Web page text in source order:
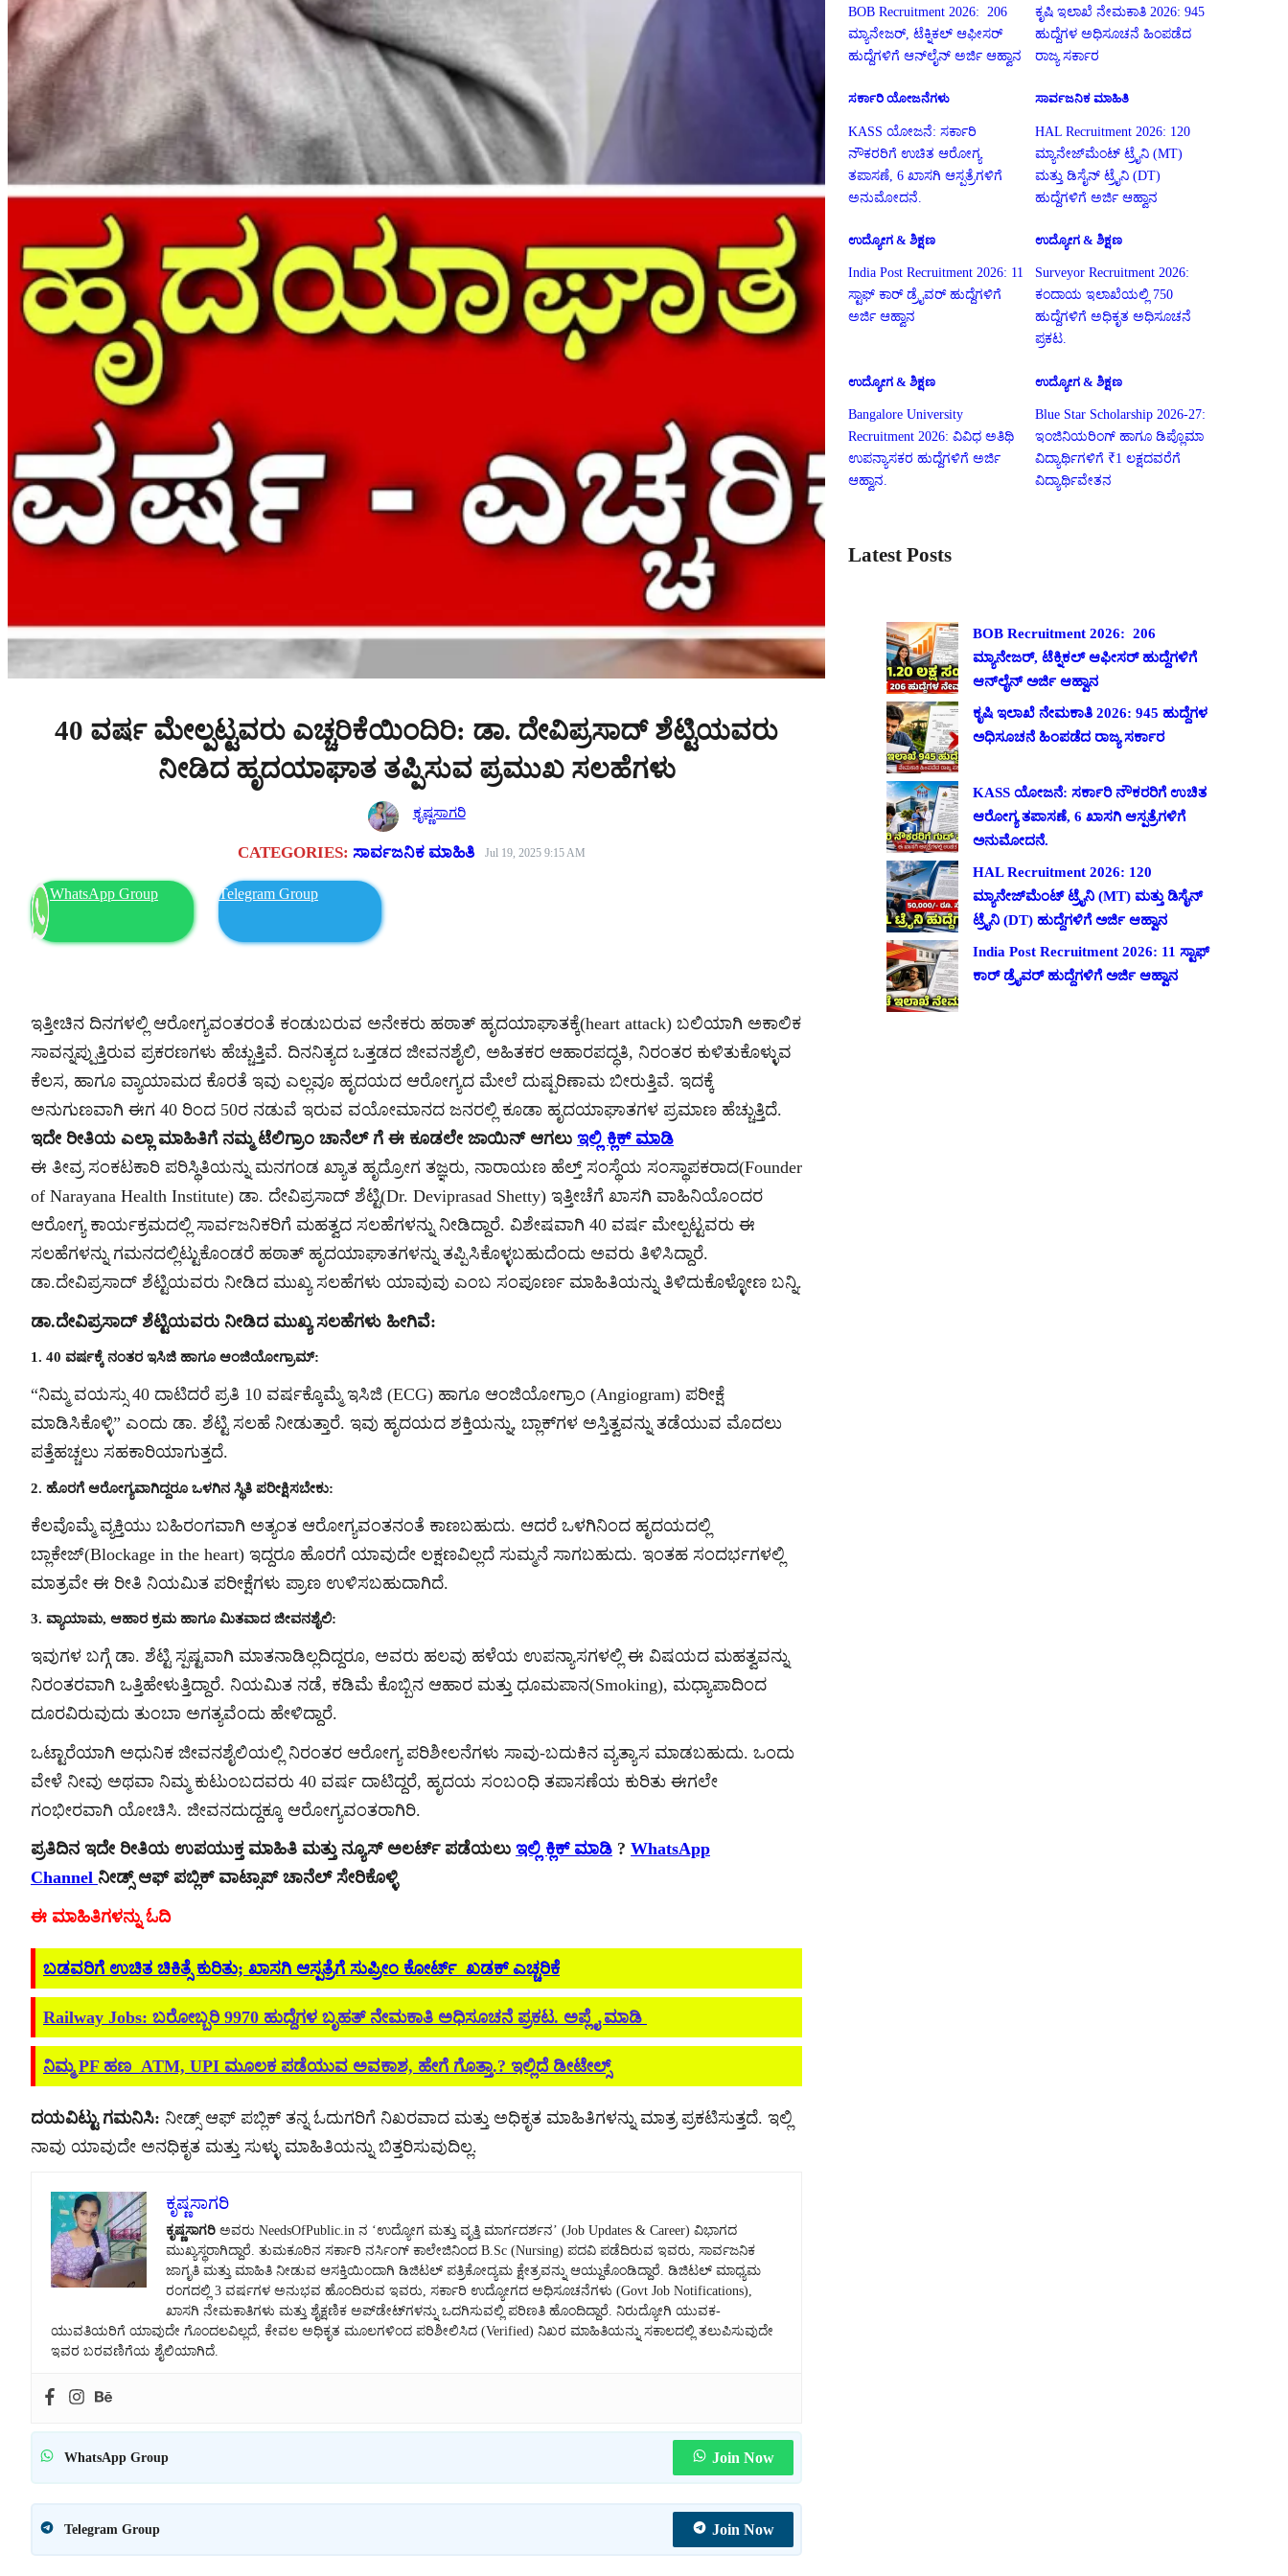
40 ವರ್ಷ ಮೇಲ್ಪಟ್ಟವರು ಎಚ್ಚರಿಕೆಯಿಂದಿರಿ: ಡಾ. ದೇವಿಪ್ರಸಾದ್ ಶೆಟ್ಟಿಯವರು
ನೀಡಿದ ಹೃದಯಾಘಾತ ತಪ್ಪಿಸುವ ಪ್ರಮುಖ ಸಲಹೆಗಳು
ಕೃಷ್ಣಸಾಗರಿ
CATEGORIES: ಸಾರ್ವಜನಿಕ ಮಾಹಿತಿ Jul 19, 2025 9:15 AM
WhatsApp Group Telegram Group
ಇತ್ತೀಚಿನ ದಿನಗಳಲ್ಲಿ ಆರೋಗ್ಯವಂತರಂತೆ ಕಂಡುಬರುವ ಅನೇಕರು ಹಠಾತ್ ಹೃದಯಾಘಾತಕ್ಕೆ(heart attack) ಬಲಿಯಾಗಿ ಅಕಾಲಿಕ
ಸಾವನ್ನಪ್ಪುತ್ತಿರುವ ಪ್ರಕರಣಗಳು ಹೆಚ್ಚುತ್ತಿವೆ. ದಿನನಿತ್ಯದ ಒತ್ತಡದ ಜೀವನಶೈಲಿ, ಅಹಿತಕರ ಆಹಾರಪದ್ಧತಿ, ನಿರಂತರ ಕುಳಿತುಕೊಳ್ಳುವ
ಕೆಲಸ, ಹಾಗೂ ವ್ಯಾಯಾಮದ ಕೊರತೆ ಇವು ಎಲ್ಲವೂ ಹೃದಯದ ಆರೋಗ್ಯದ ಮೇಲೆ ದುಷ್ಪರಿಣಾಮ ಬೀರುತ್ತಿವೆ. ಇದಕ್ಕೆ
ಅನುಗುಣವಾಗಿ ಈಗ 40 ರಿಂದ 50ರ ನಡುವೆ ಇರುವ ವಯೋಮಾನದ ಜನರಲ್ಲಿ ಕೂಡಾ ಹೃದಯಾಘಾತಗಳ ಪ್ರಮಾಣ ಹೆಚ್ಚುತ್ತಿದೆ.
ಇದೇ ರೀತಿಯ ಎಲ್ಲಾ ಮಾಹಿತಿಗೆ ನಮ್ಮ ಟೆಲಿಗ್ರಾಂ ಚಾನೆಲ್ ಗೆ ಈ ಕೂಡಲೇ ಜಾಯಿನ್ ಆಗಲು ಇಲ್ಲಿ ಕ್ಲಿಕ್ ಮಾಡಿ
ಈ ತೀವ್ರ ಸಂಕಟಕಾರಿ ಪರಿಸ್ಥಿತಿಯನ್ನು ಮನಗಂಡ ಖ್ಯಾತ ಹೃದ್ರೋಗ ತಜ್ಞರು, ನಾರಾಯಣ ಹೆಲ್ತ್ ಸಂಸ್ಥೆಯ ಸಂಸ್ಥಾಪಕರಾದ(Founder
of Narayana Health Institute) ಡಾ. ದೇವಿಪ್ರಸಾದ್ ಶೆಟ್ಟಿ(Dr. Deviprasad Shetty) ಇತ್ತೀಚೆಗೆ ಖಾಸಗಿ ವಾಹಿನಿಯೊಂದರ
ಆರೋಗ್ಯ ಕಾರ್ಯಕ್ರಮದಲ್ಲಿ ಸಾರ್ವಜನಿಕರಿಗೆ ಮಹತ್ವದ ಸಲಹೆಗಳನ್ನು ನೀಡಿದ್ದಾರೆ. ವಿಶೇಷವಾಗಿ 40 ವರ್ಷ ಮೇಲ್ಪಟ್ಟವರು ಈ
ಸಲಹೆಗಳನ್ನು ಗಮನದಲ್ಲಿಟ್ಟುಕೊಂಡರೆ ಹಠಾತ್ ಹೃದಯಾಘಾತಗಳನ್ನು ತಪ್ಪಿಸಿಕೊಳ್ಳಬಹುದೆಂದು ಅವರು ತಿಳಿಸಿದ್ದಾರೆ.
ಡಾ.ದೇವಿಪ್ರಸಾದ್ ಶೆಟ್ಟಿಯವರು ನೀಡಿದ ಮುಖ್ಯ ಸಲಹೆಗಳು ಯಾವುವು ಎಂಬ ಸಂಪೂರ್ಣ ಮಾಹಿತಿಯನ್ನು ತಿಳಿದುಕೊಳ್ಳೋಣ ಬನ್ನಿ.
ಡಾ.ದೇವಿಪ್ರಸಾದ್ ಶೆಟ್ಟಿಯವರು ನೀಡಿದ ಮುಖ್ಯ ಸಲಹೆಗಳು ಹೀಗಿವೆ:
1. 40 ವರ್ಷಕ್ಕೆ ನಂತರ ಇಸಿಜಿ ಹಾಗೂ ಆಂಜಿಯೋಗ್ರಾಮ್:
“ನಿಮ್ಮ ವಯಸ್ಸು 40 ದಾಟಿದರೆ ಪ್ರತಿ 10 ವರ್ಷಕ್ಕೊಮ್ಮೆ ಇಸಿಜಿ (ECG) ಹಾಗೂ ಆಂಜಿಯೋಗ್ರಾಂ (Angiogram) ಪರೀಕ್ಷೆ
ಮಾಡಿಸಿಕೊಳ್ಳಿ” ಎಂದು ಡಾ. ಶೆಟ್ಟಿ ಸಲಹೆ ನೀಡುತ್ತಾರೆ. ಇವು ಹೃದಯದ ಶಕ್ತಿಯನ್ನು, ಬ್ಲಾಕ್‌ಗಳ ಅಸ್ತಿತ್ವವನ್ನು ತಡೆಯುವ ಮೊದಲು
ಪತ್ತೆಹಚ್ಚಲು ಸಹಕಾರಿಯಾಗುತ್ತದೆ.
2. ಹೊರಗೆ ಆರೋಗ್ಯವಾಗಿದ್ದರೂ ಒಳಗಿನ ಸ್ಥಿತಿ ಪರೀಕ್ಷಿಸಬೇಕು:
ಕೆಲವೊಮ್ಮೆ ವ್ಯಕ್ತಿಯು ಬಹಿರಂಗವಾಗಿ ಅತ್ಯಂತ ಆರೋಗ್ಯವಂತನಂತೆ ಕಾಣಬಹುದು. ಆದರೆ ಒಳಗಿನಿಂದ ಹೃದಯದಲ್ಲಿ
ಬ್ಲಾಕೇಜ್(Blockage in the heart) ಇದ್ದರೂ ಹೊರಗೆ ಯಾವುದೇ ಲಕ್ಷಣವಿಲ್ಲದೆ ಸುಮ್ಮನೆ ಸಾಗಬಹುದು. ಇಂತಹ ಸಂದರ್ಭಗಳಲ್ಲಿ
ಮಾತ್ರವೇ ಈ ರೀತಿ ನಿಯಮಿತ ಪರೀಕ್ಷೆಗಳು ಪ್ರಾಣ ಉಳಿಸಬಹುದಾಗಿದೆ.
3. ವ್ಯಾಯಾಮ, ಆಹಾರ ಕ್ರಮ ಹಾಗೂ ಮಿತವಾದ ಜೀವನಶೈಲಿ:
ಇವುಗಳ ಬಗ್ಗೆ ಡಾ. ಶೆಟ್ಟಿ ಸ್ಪಷ್ಟವಾಗಿ ಮಾತನಾಡಿಲ್ಲದಿದ್ದರೂ, ಅವರು ಹಲವು ಹಳೆಯ ಉಪನ್ಯಾಸಗಳಲ್ಲಿ ಈ ವಿಷಯದ ಮಹತ್ವವನ್ನು
ನಿರಂತರವಾಗಿ ಒತ್ತಿಹೇಳುತ್ತಿದ್ದಾರೆ. ನಿಯಮಿತ ನಡೆ, ಕಡಿಮೆ ಕೊಬ್ಬಿನ ಆಹಾರ ಮತ್ತು ಧೂಮಪಾನ(Smoking), ಮಧ್ಯಾಪಾದಿಂದ
ದೂರವಿರುವುದು ತುಂಬಾ ಅಗತ್ಯವೆಂದು ಹೇಳಿದ್ದಾರೆ.
ಒಟ್ಟಾರೆಯಾಗಿ ಅಧುನಿಕ ಜೀವನಶೈಲಿಯಲ್ಲಿ ನಿರಂತರ ಆರೋಗ್ಯ ಪರಿಶೀಲನೆಗಳು ಸಾವು-ಬದುಕಿನ ವ್ಯತ್ಯಾಸ ಮಾಡಬಹುದು. ಒಂದು
ವೇಳೆ ನೀವು ಅಥವಾ ನಿಮ್ಮ ಕುಟುಂಬದವರು 40 ವರ್ಷ ದಾಟಿದ್ದರೆ, ಹೃದಯ ಸಂಬಂಧಿ ತಪಾಸಣೆಯ ಕುರಿತು ಈಗಲೇ
ಗಂಭೀರವಾಗಿ ಯೋಚಿಸಿ. ಜೀವನದುದ್ದಕ್ಕೂ ಆರೋಗ್ಯವಂತರಾಗಿರಿ.
ಪ್ರತಿದಿನ ಇದೇ ರೀತಿಯ ಉಪಯುಕ್ತ ಮಾಹಿತಿ ಮತ್ತು ನ್ಯೂಸ್ ಅಲರ್ಟ್ ಪಡೆಯಲು ಇಲ್ಲಿ ಕ್ಲಿಕ್ ಮಾಡಿ ? WhatsApp
Channel ನೀಡ್ಸ್ ಆಫ್ ಪಬ್ಲಿಕ್ ವಾಟ್ಸಾಪ್ ಚಾನೆಲ್ ಸೇರಿಕೊಳ್ಳಿ
ಈ ಮಾಹಿತಿಗಳನ್ನು ಓದಿ
ಬಡವರಿಗೆ ಉಚಿತ ಚಿಕಿತ್ಸೆ ಕುರಿತು; ಖಾಸಗಿ ಆಸ್ಪತ್ರೆಗೆ ಸುಪ್ರೀಂ ಕೋರ್ಟ್ ಖಡಕ್ ಎಚ್ಚರಿಕೆ
Railway Jobs: ಬರೋಬ್ಬರಿ 9970 ಹುದ್ದೆಗಳ ಬೃಹತ್ ನೇಮಕಾತಿ ಅಧಿಸೂಚನೆ ಪ್ರಕಟ. ಅಪ್ಲೈ ಮಾಡಿ
ನಿಮ್ಮ PF ಹಣ ATM, UPI ಮೂಲಕ ಪಡೆಯುವ ಅವಕಾಶ, ಹೇಗೆ ಗೊತ್ತಾ.? ಇಲ್ಲಿದೆ ಡೀಟೇಲ್ಸ್
ದಯವಿಟ್ಟು ಗಮನಿಸಿ: ನೀಡ್ಸ್ ಆಫ್ ಪಬ್ಲಿಕ್ ತನ್ನ ಓದುಗರಿಗೆ ನಿಖರವಾದ ಮತ್ತು ಅಧಿಕೃತ ಮಾಹಿತಿಗಳನ್ನು ಮಾತ್ರ ಪ್ರಕಟಿಸುತ್ತದೆ. ಇಲ್ಲಿ
ನಾವು ಯಾವುದೇ ಅನಧಿಕೃತ ಮತ್ತು ಸುಳ್ಳು ಮಾಹಿತಿಯನ್ನು ಬಿತ್ತರಿಸುವುದಿಲ್ಲ.
ಕೃಷ್ಣಸಾಗರಿ
ಕೃಷ್ಣಸಾಗರಿ ಅವರು NeedsOfPublic.in ನ ‘ಉದ್ಯೋಗ ಮತ್ತು ವೃತ್ತಿ ಮಾರ್ಗದರ್ಶನ’ (Job Updates & Career) ವಿಭಾಗದ
ಮುಖ್ಯಸ್ಥರಾಗಿದ್ದಾರೆ. ತುಮಕೂರಿನ ಸರ್ಕಾರಿ ನರ್ಸಿಂಗ್ ಕಾಲೇಜಿನಿಂದ B.Sc (Nursing) ಪದವಿ ಪಡೆದಿರುವ ಇವರು, ಸಾರ್ವಜನಿಕ
ಜಾಗೃತಿ ಮತ್ತು ಮಾಹಿತಿ ನೀಡುವ ಆಸಕ್ತಿಯಿಂದಾಗಿ ಡಿಜಿಟಲ್ ಪತ್ರಿಕೋದ್ಯಮ ಕ್ಷೇತ್ರವನ್ನು ಆಯ್ದುಕೊಂಡಿದ್ದಾರೆ. ಡಿಜಿಟಲ್ ಮಾಧ್ಯಮ
ರಂಗದಲ್ಲಿ 3 ವರ್ಷಗಳ ಅನುಭವ ಹೊಂದಿರುವ ಇವರು, ಸರ್ಕಾರಿ ಉದ್ಯೋಗದ ಅಧಿಸೂಚನೆಗಳು (Govt Job Notifications),
ಖಾಸಗಿ ನೇಮಕಾತಿಗಳು ಮತ್ತು ಶೈಕ್ಷಣಿಕ ಅಪ್‌ಡೇಟ್‌ಗಳನ್ನು ಒದಗಿಸುವಲ್ಲಿ ಪರಿಣತಿ ಹೊಂದಿದ್ದಾರೆ. ನಿರುದ್ಯೋಗಿ ಯುವಕ-
ಯುವತಿಯರಿಗೆ ಯಾವುದೇ ಗೊಂದಲವಿಲ್ಲದೆ, ಕೇವಲ ಅಧಿಕೃತ ಮೂಲಗಳಿಂದ ಪರಿಶೀಲಿಸಿದ (Verified) ನಿಖರ ಮಾಹಿತಿಯನ್ನು ಸಕಾಲದಲ್ಲಿ ತಲುಪಿಸುವುದೇ
ಇವರ ಬರವಣಿಗೆಯ ಶೈಲಿಯಾಗಿದೆ.
WhatsApp Group Join Now
Telegram Group Join Now
BOB Recruitment 2026: 206
ಮ್ಯಾನೇಜರ್, ಟೆಕ್ನಿಕಲ್ ಆಫೀಸರ್
ಹುದ್ದೆಗಳಿಗೆ ಆನ್‌ಲೈನ್ ಅರ್ಜಿ ಆಹ್ವಾನ
ಕೃಷಿ ಇಲಾಖೆ ನೇಮಕಾತಿ 2026: 945
ಹುದ್ದೆಗಳ ಅಧಿಸೂಚನೆ ಹಿಂಪಡೆದ
ರಾಜ್ಯ ಸರ್ಕಾರ
ಸರ್ಕಾರಿ ಯೋಜನೆಗಳು
KASS ಯೋಜನೆ: ಸರ್ಕಾರಿ
ನೌಕರರಿಗೆ ಉಚಿತ ಆರೋಗ್ಯ
ತಪಾಸಣೆ, 6 ಖಾಸಗಿ ಆಸ್ಪತ್ರೆಗಳಿಗೆ
ಅನುಮೋದನೆ.
ಸಾರ್ವಜನಿಕ ಮಾಹಿತಿ
HAL Recruitment 2026: 120
ಮ್ಯಾನೇಜ್‌ಮೆಂಟ್ ಟ್ರೈನಿ (MT)
ಮತ್ತು ಡಿಸೈನ್ ಟ್ರೈನಿ (DT)
ಹುದ್ದೆಗಳಿಗೆ ಅರ್ಜಿ ಆಹ್ವಾನ
ಉದ್ಯೋಗ & ಶಿಕ್ಷಣ
India Post Recruitment 2026: 11
ಸ್ಟಾಫ್ ಕಾರ್ ಡ್ರೈವರ್ ಹುದ್ದೆಗಳಿಗೆ
ಅರ್ಜಿ ಆಹ್ವಾನ
ಉದ್ಯೋಗ & ಶಿಕ್ಷಣ
Surveyor Recruitment 2026:
ಕಂದಾಯ ಇಲಾಖೆಯಲ್ಲಿ 750
ಹುದ್ದೆಗಳಿಗೆ ಅಧಿಕೃತ ಅಧಿಸೂಚನೆ
ಪ್ರಕಟ.
ಉದ್ಯೋಗ & ಶಿಕ್ಷಣ
Bangalore University
Recruitment 2026: ವಿವಿಧ ಅತಿಥಿ
ಉಪನ್ಯಾಸಕರ ಹುದ್ದೆಗಳಿಗೆ ಅರ್ಜಿ
ಆಹ್ವಾನ.
ಉದ್ಯೋಗ & ಶಿಕ್ಷಣ
Blue Star Scholarship 2026-27:
ಇಂಜಿನಿಯರಿಂಗ್ ಹಾಗೂ ಡಿಪ್ಲೊಮಾ
ವಿದ್ಯಾರ್ಥಿಗಳಿಗೆ ₹1 ಲಕ್ಷದವರೆಗೆ
ವಿದ್ಯಾರ್ಥಿವೇತನ
Latest Posts
BOB Recruitment 2026: 206
ಮ್ಯಾನೇಜರ್, ಟೆಕ್ನಿಕಲ್ ಆಫೀಸರ್ ಹುದ್ದೆಗಳಿಗೆ
ಆನ್‌ಲೈನ್ ಅರ್ಜಿ ಆಹ್ವಾನ
ಕೃಷಿ ಇಲಾಖೆ ನೇಮಕಾತಿ 2026: 945 ಹುದ್ದೆಗಳ
ಅಧಿಸೂಚನೆ ಹಿಂಪಡೆದ ರಾಜ್ಯ ಸರ್ಕಾರ
KASS ಯೋಜನೆ: ಸರ್ಕಾರಿ ನೌಕರರಿಗೆ ಉಚಿತ
ಆರೋಗ್ಯ ತಪಾಸಣೆ, 6 ಖಾಸಗಿ ಆಸ್ಪತ್ರೆಗಳಿಗೆ
ಅನುಮೋದನೆ.
HAL Recruitment 2026: 120
ಮ್ಯಾನೇಜ್‌ಮೆಂಟ್ ಟ್ರೈನಿ (MT) ಮತ್ತು ಡಿಸೈನ್
ಟ್ರೈನಿ (DT) ಹುದ್ದೆಗಳಿಗೆ ಅರ್ಜಿ ಆಹ್ವಾನ
India Post Recruitment 2026: 11 ಸ್ಟಾಫ್
ಕಾರ್ ಡ್ರೈವರ್ ಹುದ್ದೆಗಳಿಗೆ ಅರ್ಜಿ ಆಹ್ವಾನ